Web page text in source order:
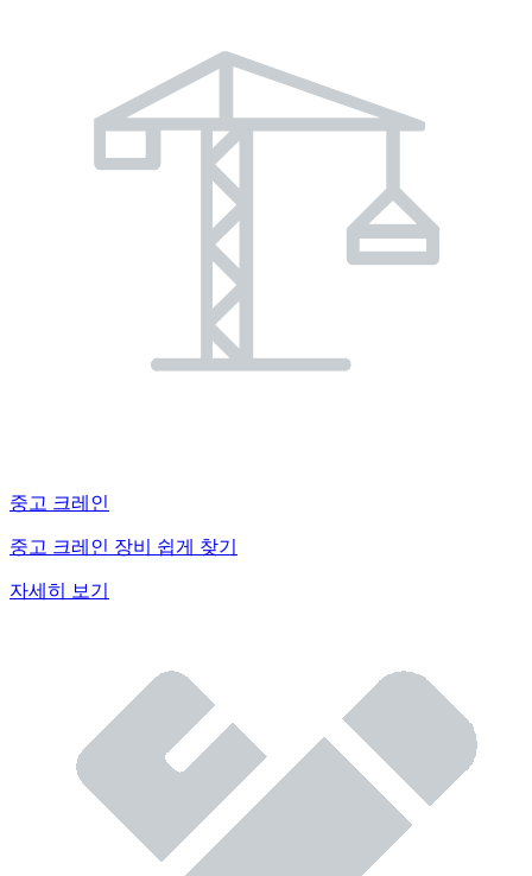
중고 크레인
중고 크레인 장비 쉽게 찾기
자세히 보기